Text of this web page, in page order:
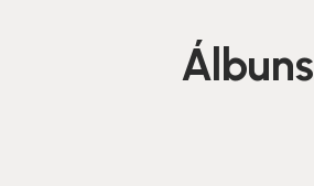
Álbuns